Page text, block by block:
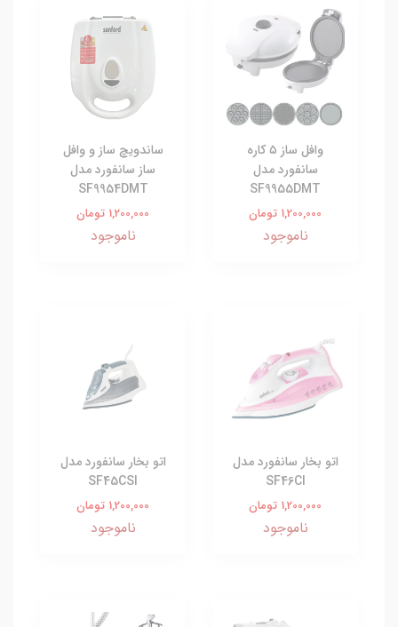
وافل ساز ۵ کاره
سانفورد مدل
SF9955DMT
1,200,000 تومان
ناموجود
ساندویچ ساز و وافل
ساز سانفورد مدل
SF9954DMT
1,200,000 تومان
ناموجود
اتو بخار سانفورد مدل
SF46CI
1,200,000 تومان
ناموجود
اتو بخار سانفورد مدل
SF45CSI
1,200,000 تومان
ناموجود